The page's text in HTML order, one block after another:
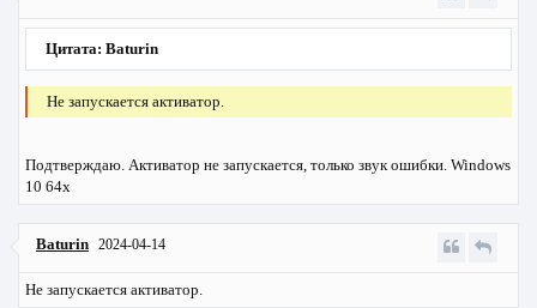
Цитата: Baturin
Не запускается активатор.
Подтверждаю. Активатор не запускается, только звук ошибки. Windows
10 64x
Baturin 2024-04-14
Не запускается активатор.